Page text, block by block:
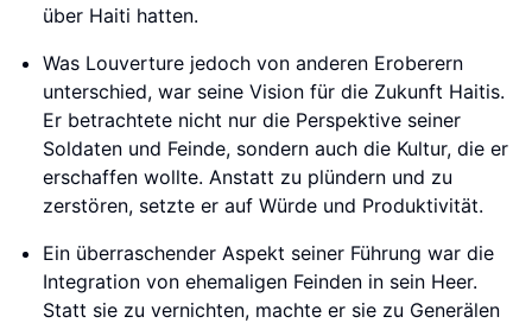
über Haiti hatten.
Was Louverture jedoch von anderen Eroberern
unterschied, war seine Vision für die Zukunft Haitis.
Er betrachtete nicht nur die Perspektive seiner
Soldaten und Feinde, sondern auch die Kultur, die er
erschaffen wollte. Anstatt zu plündern und zu
zerstören, setzte er auf Würde und Produktivität.
Ein überraschender Aspekt seiner Führung war die
Integration von ehemaligen Feinden in sein Heer.
Statt sie zu vernichten, machte er sie zu Generälen